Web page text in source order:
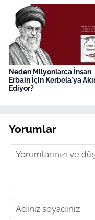
Neden Milyonlarca İnsan
Erbain İçin Kerbela'ya
Ediyor?
Yorumlar